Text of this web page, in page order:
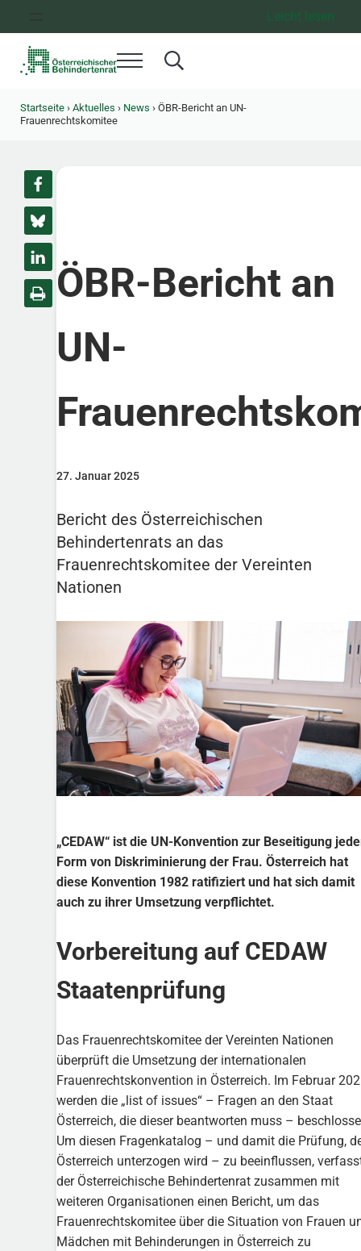
Leicht lesen
Menü Search...
Startseite › Aktuelles › News ›ÖBR-Bericht an UN-
Frauenrechtskomitee
ÖBR-Bericht an
UN-
27. Januar 2025
Bericht des Österreichischen
Behindertenrats an das
Frauenrechtskomitee der Vereinten
Nationen
„CEDAW“ ist die UN-Konvention zur Beseitigung
Form von Diskriminierung der Frau. Österreich hat
diese Konvention 1982 ratifiziert und hat sich damit
auch zu ihrer Umsetzung verpflichtet.
Vorbereitung auf CEDAW
Staatenprüfung
Das Frauenrechtskomitee der Vereinten Nationen
überprüft die Umsetzung der internationalen
Frauenrechtskonvention in Österreich. Im Februar
werden die „list of issues“ – Fragen an den Staat
Österreich, die dieser beantworten muss –
Um diesen Fragenkatalog – und damit die Prüfung,
Österreich unterzogen wird – zu beeinflussen,
der Österreichische Behindertenrat zusammen mit
weiteren Organisationen einen Bericht, um das
Frauenrechtskomitee über die Situation von Frauen
Mädchen mit Behinderungen in Österreich zu